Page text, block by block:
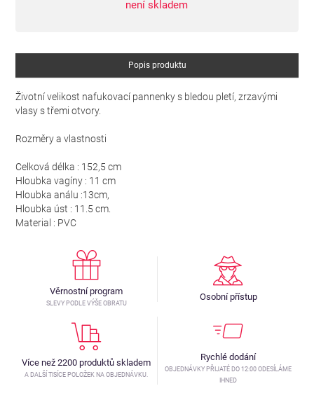
není skladem
Popis produktu
Životní velikost nafukovací pannenky s bledou pletí, zrzavými
vlasy s třemi otvory.
Rozměry a vlastnosti
Celková délka : 152,5 cm
Hloubka vagíny : 11 cm
Hloubka análu :13cm,
Hloubka úst : 11.5 cm.
Material : PVC
Věrnostní program
SLEVY PODLE VÝŠE OBRATU
Osobní přístup
Více než 2200 produktů skladem
A DALŠÍ TISÍCE POLOŽEK NA OBJEDNÁVKU.
Rychlé dodání
OBJEDNÁVKY PŘIJATÉ DO 12:00 ODESÍLÁME
IHNED